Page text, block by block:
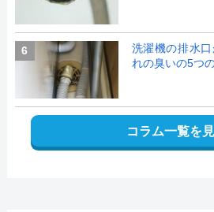
6
洗濯機の排水
れの臭いの5つ
コラム一覧を